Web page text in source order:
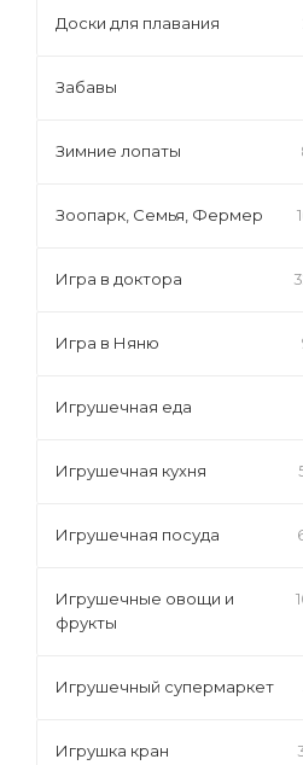
Доски для плавания
Забавы
Зимние лопаты
Зоопарк, Семья, Фермер
Игра в доктора
Игра в Няню
Игрушечная еда
Игрушечная кухня
Игрушечная посуда
Игрушечные овощи и
фрукты
Игрушечный супермаркет
Игрушка кран